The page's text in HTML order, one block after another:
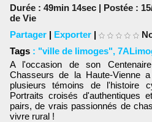
Durée : 49min 14sec | Postée :
de Vie
Partager | Exporter |
Tags : "ville de limoges",
A l'occasion de son
Chasseurs de la Haute-Vienne
plusieurs témoins de l'histoire
Portraits croisés d'authentiques
pairs, de vrais passionnés de
vivre rural !